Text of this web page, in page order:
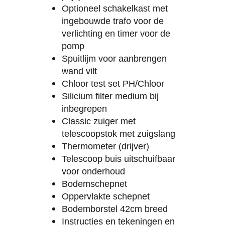
Optioneel schakelkast met
ingebouwde trafo voor de
verlichting en timer voor de
pomp
Spuitlijm voor aanbrengen
wand vilt
Chloor test set PH/Chloor
Silicium filter medium bij
inbegrepen
Classic zuiger met
telescoopstok met zuigslang
Thermometer (drijver)
Telescoop buis uitschuifbaar
voor onderhoud
Bodemschepnet
Oppervlakte schepnet
Bodemborstel 42cm breed
Instructies en tekeningen en